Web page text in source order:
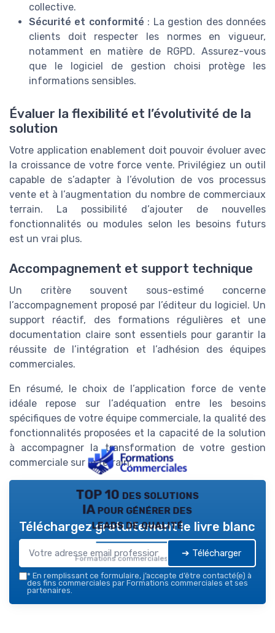
collective.
Sécurité et conformité : La gestion des données
clients doit respecter les normes en vigueur,
notamment en matière de RGPD. Assurez-vous
que le logiciel de gestion choisi protège les
informations sensibles.
Évaluer la flexibilité et l’évolutivité de la
solution
Votre application enablement doit pouvoir évoluer avec
la croissance de votre force vente. Privilégiez un outil
capable de s’adapter à l’évolution de vos processus
vente et à l’augmentation du nombre de commerciaux
terrain. La possibilité d’ajouter de nouvelles
fonctionnalités ou modules selon les besoins futurs
est un vrai plus.
Accompagnement et support technique
Un critère souvent sous-estimé concerne
l’accompagnement proposé par l’éditeur du logiciel. Un
support réactif, des formations régulières et une
documentation claire sont essentiels pour garantir la
réussite de l’intégration et l’adhésion des équipes
commerciales.
En résumé, le choix de l’application force de vente
idéale repose sur l’adéquation entre les besoins
spécifiques de votre équipe commerciale, la qualité des
fonctionnalités proposées et la capacité de la solution
à accompagner la transformation de votre gestion
commerciale sur le terrain.
TOP 10 des solutions
IA pour générer des
leads de qualité
Formations commerciales — 2026
Téléchargez gratuitement le livre blanc
➔ Télécharger
* En remplissant ce formulaire, j’accepte d’être contacté(e) à
des fins commerciales par Formations commerciales et ses
partenaires.